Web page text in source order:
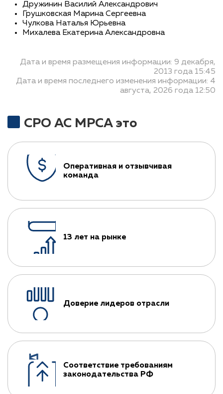
Дружинин Василий Александрович
Грушковская Марина Сергеевна
Чулкова Наталья Юрьевна
Михалева Екатерина Александровна
Дата и время размещения информации: 9 декабря,
2013 года 15:45
Дата и время последнего изменения информации: 4
августа, 2026 года 12:50
СРО АС МРСА это
Оперативная и отзывчивая
команда
13 лет на рынке
Доверие лидеров отрасли
Соответствие требованиям
законодательства РФ